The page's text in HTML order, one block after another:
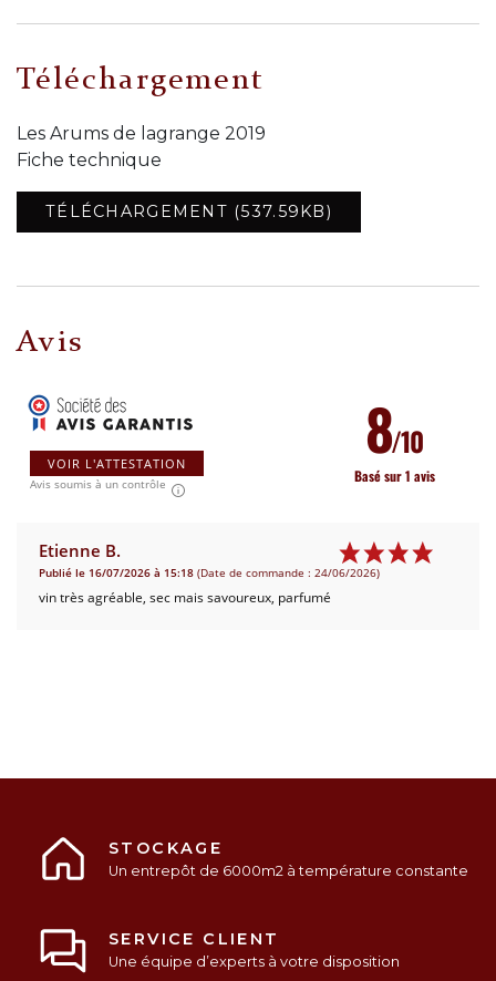
Téléchargement
Les Arums de lagrange 2019
Fiche technique
TÉLÉCHARGEMENT (537.59KB)
Avis
VOIR L'ATTESTATION
Avis soumis à un contrôle
8/10
Basé sur 1 avis
Etienne B.
Publié le 16/07/2026 à 15:18 (Date de commande : 24/06/2026)
vin très agréable, sec mais savoureux, parfumé
STOCKAGE
Un entrepôt de 6000m2 à température constante
SERVICE CLIENT
Une équipe d’experts à votre disposition